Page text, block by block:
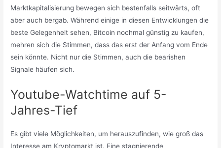
Marktkapitalisierung bewegen sich bestenfalls seitwärts, oft
aber auch bergab. Während einige in diesen Entwicklungen die
beste Gelegenheit sehen, Bitcoin nochmal günstig zu kaufen,
mehren sich die Stimmen, dass das erst der Anfang vom Ende
sein könnte. Nicht nur die Stimmen, auch die bearishen
Signale häufen sich.
Youtube-Watchtime auf 5-
Jahres-Tief
Es gibt viele Möglichkeiten, um herauszufinden, wie groß das
Interesse am Kryptomarkt ist. Eine stagnierende